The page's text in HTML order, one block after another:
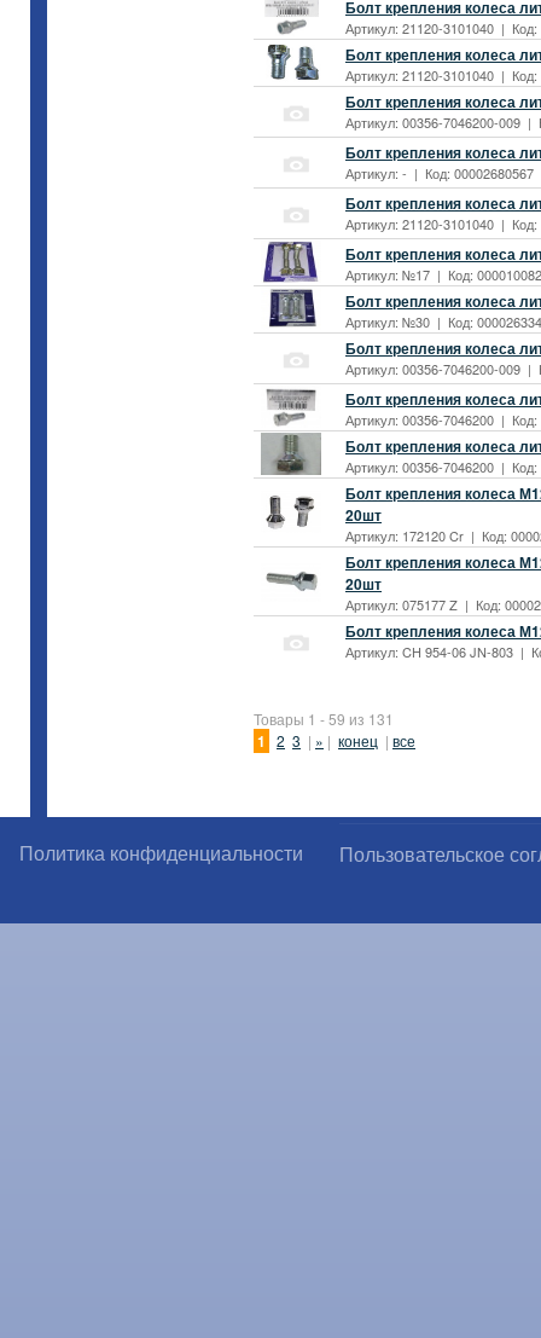
Болт крепления колеса
Артикул: 21120-3101040 |
Болт крепления колеса
Артикул: 21120-3101040 |
Болт крепления колеса
Артикул: 00356-7046200-009
Болт крепления колеса
Артикул: - | Код:
Болт крепления колеса
Артикул: 21120-3101040 |
Болт крепления колеса
Артикул: №17 | Код:
Болт крепления колеса
Артикул: №30 | Код:
Болт крепления колеса
Артикул: 00356-7046200-009
Болт крепления колеса
Артикул: 00356-7046200 |
Болт крепления колеса
Артикул: 00356-7046200 |
Болт крепления колеса
20шт
Артикул: 172120 Cr | Код:
Болт крепления колеса
20шт
Артикул: 075177 Z | Код:
Болт крепления колеса
Артикул: CH 954-06 JN-803 |
Товары 1 - 59 из 131
1 2 3 | » | конец | все
Политика конфиденциальности Пользовательское